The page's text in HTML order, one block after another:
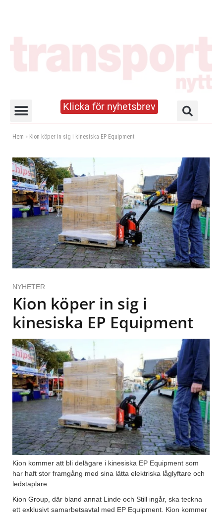
Klicka för nyhetsbrev
Hem » Kion köper in sig i kinesiska EP Equipment
NYHETER
Kion köper in sig i
kinesiska EP Equipment
Kion kommer att bli delägare i kinesiska EP Equipment som
har haft stor framgång med sina lätta elektriska låglyftare och
ledstaplare.
Kion Group, där bland annat Linde och Still ingår, ska teckna
ett exklusivt samarbetsavtal med EP Equipment. Kion kommer